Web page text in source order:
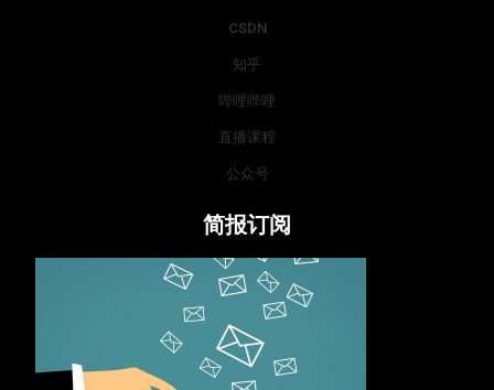
CSDN
知乎
哔哩哔哩
直播课程
公众号
简报订阅